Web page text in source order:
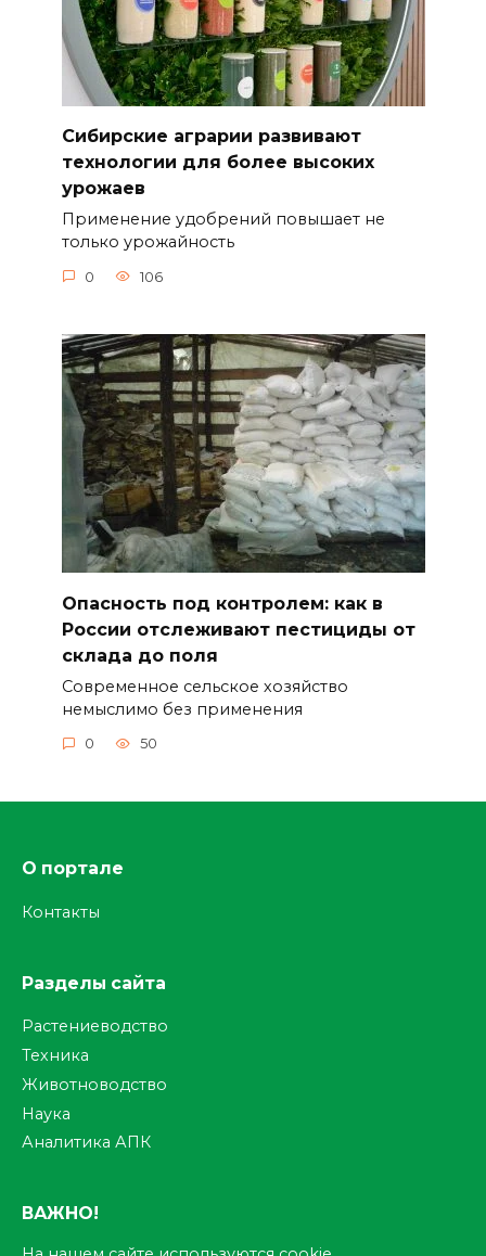
Сибирские аграрии развивают
технологии для более высоких
урожаев
Применение удобрений повышает не
только урожайность
0 106
Опасность под контролем: как в
России отслеживают пестициды от
склада до поля
Современное сельское хозяйство
немыслимо без применения
0 50
О портале
Контакты
Разделы сайта
Растениеводство
Техника
Животноводство
Наука
Аналитика АПК
ВАЖНО!